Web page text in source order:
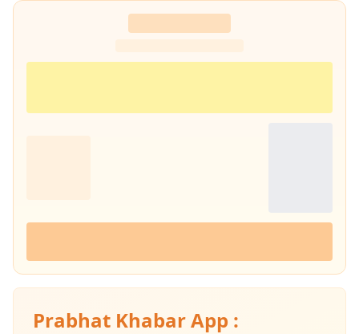
Prabhat Khabar App :